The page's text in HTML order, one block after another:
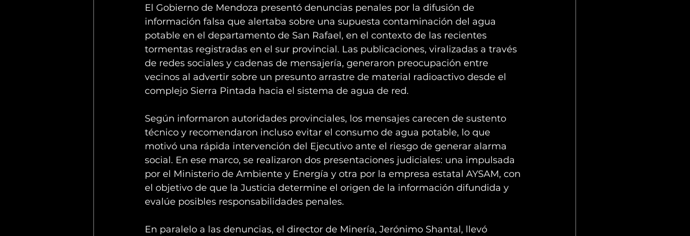
El Gobierno de Mendoza presentó denuncias penales por la difusión de
información falsa que alertaba sobre una supuesta contaminación del agua
potable en el departamento de San Rafael, en el contexto de las recientes
tormentas registradas en el sur provincial. Las publicaciones, viralizadas a través
de redes sociales y cadenas de mensajería, generaron preocupación entre
vecinos al advertir sobre un presunto arrastre de material radioactivo desde el
complejo Sierra Pintada hacia el sistema de agua de red.
Según informaron autoridades provinciales, los mensajes carecen de sustento
técnico y recomendaron incluso evitar el consumo de agua potable, lo que
motivó una rápida intervención del Ejecutivo ante el riesgo de generar alarma
social. En ese marco, se realizaron dos presentaciones judiciales: una impulsada
por el Ministerio de Ambiente y Energía y otra por la empresa estatal AYSAM, con
el objetivo de que la Justicia determine el origen de la información difundida y
evalúe posibles responsabilidades penales.
En paralelo a las denuncias, el director de Minería, Jerónimo Shantal, llevó